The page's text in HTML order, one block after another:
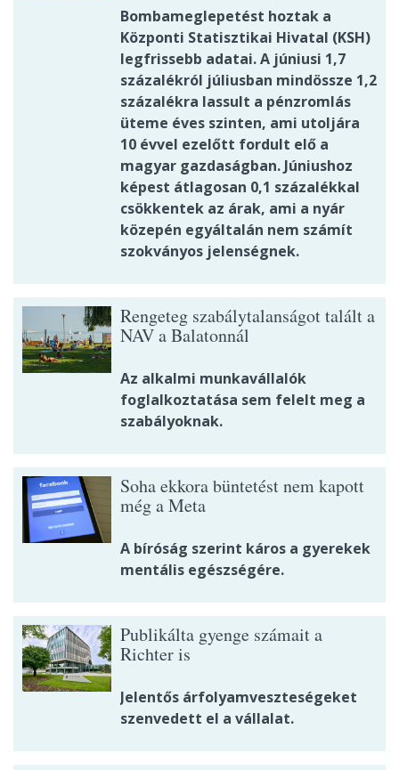
Bombameglepetést hoztak a
Központi Statisztikai Hivatal (KSH)
legfrissebb adatai. A júniusi 1,7
százalékról júliusban mindössze 1,2
százalékra lassult a pénzromlás
üteme éves szinten, ami utoljára
10 évvel ezelőtt fordult elő a
magyar gazdaságban. Júniushoz
képest átlagosan 0,1 százalékkal
csökkentek az árak, ami a nyár
közepén egyáltalán nem számít
szokványos jelenségnek.
Rengeteg szabálytalanságot talált a
NAV a Balatonnál
Az alkalmi munkavállalók
foglalkoztatása sem felelt meg a
szabályoknak.
Soha ekkora büntetést nem kapott
még a Meta
A bíróság szerint káros a gyerekek
mentális egészségére.
Publikálta gyenge számait a
Richter is
Jelentős árfolyamveszteségeket
szenvedett el a vállalat.